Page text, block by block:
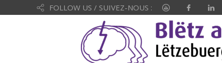
FOLLOW US / SUIVEZ-NOUS :